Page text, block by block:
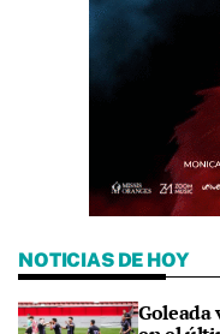
NOTICIAS DE HOY
Goleada